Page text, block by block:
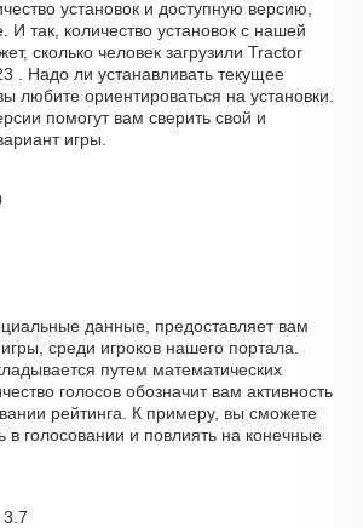
установок и доступную версию,
И так, количество установок с нашей
сколько человек загрузили Tractor
. Надо ли устанавливать текущее
любите ориентироваться на установки.
помогут вам сверить свой и
игры.
данные, предоставляет вам
среди игроков нашего портала.
путем математических
голосов обозначит вам активность
рейтинга. К примеру, вы сможете
в голосовании и повлиять на конечные
3.7